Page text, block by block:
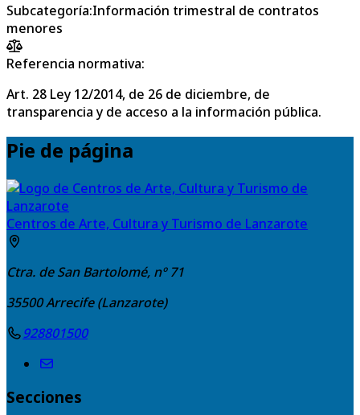
Subcategoría:Información trimestral de contratos
menores
Referencia normativa:
Art. 28 Ley 12/2014, de 26 de diciembre, de
transparencia y de acceso a la información pública.
Pie de página
Centros de Arte, Cultura y Turismo de Lanzarote
Ctra. de San Bartolomé, nº 71
35500Arrecife (Lanzarote)
928801500
Secciones